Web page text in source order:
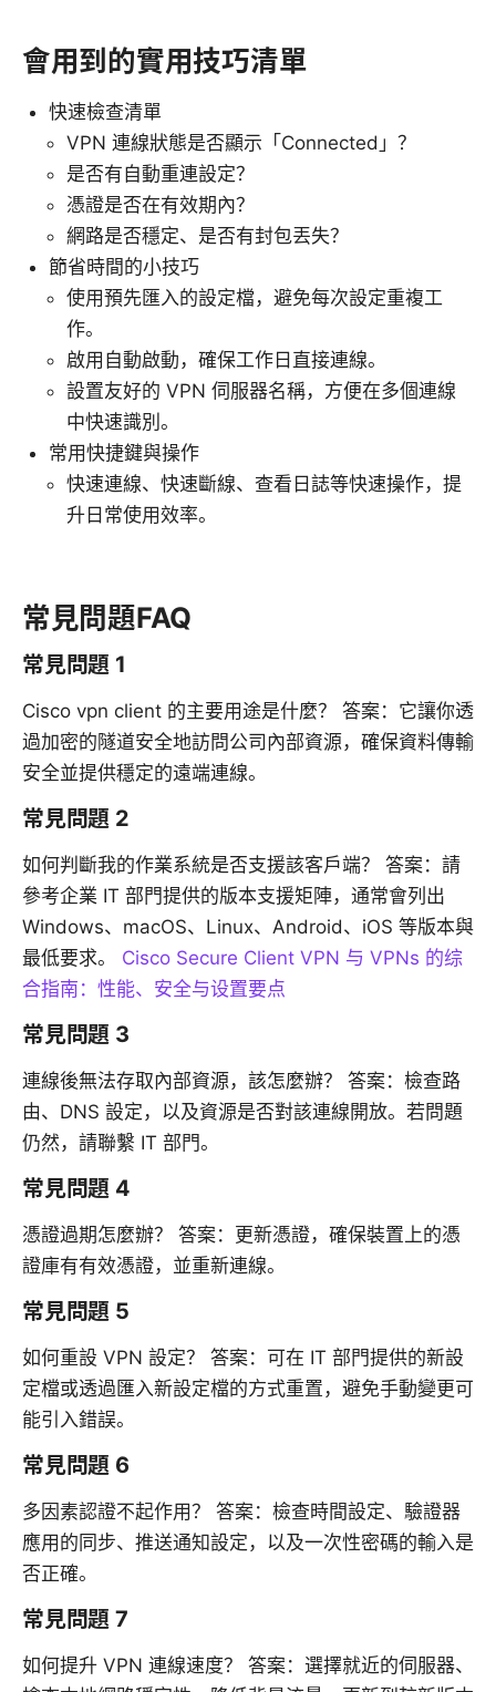
會用到的實用技巧清單
快速檢查清單
VPN 連線狀態是否顯示「Connected」？
是否有自動重連設定？
憑證是否在有效期內？
網路是否穩定、是否有封包丟失？
節省時間的小技巧
使用預先匯入的設定檔，避免每次設定重複工
作。
啟用自動啟動，確保工作日直接連線。
設置友好的 VPN 伺服器名稱，方便在多個連線
中快速識別。
常用快捷鍵與操作
快速連線、快速斷線、查看日誌等快速操作，提
升日常使用效率。
常見問題FAQ
常見問題 1
Cisco vpn client 的主要用途是什麼？ 答案：它讓你透
過加密的隧道安全地訪問公司內部資源，確保資料傳輸
安全並提供穩定的遠端連線。
常見問題 2
如何判斷我的作業系統是否支援該客戶端？ 答案：請
參考企業 IT 部門提供的版本支援矩陣，通常會列出
Windows、macOS、Linux、Android、iOS 等版本與
最低要求。 Cisco Secure Client VPN 与 VPNs 的综
合指南：性能、安全与设置要点
常見問題 3
連線後無法存取內部資源，該怎麼辦？ 答案：檢查路
由、DNS 設定，以及資源是否對該連線開放。若問題
仍然，請聯繫 IT 部門。
常見問題 4
憑證過期怎麼辦？ 答案：更新憑證，確保裝置上的憑
證庫有有效憑證，並重新連線。
常見問題 5
如何重設 VPN 設定？ 答案：可在 IT 部門提供的新設
定檔或透過匯入新設定檔的方式重置，避免手動變更可
能引入錯誤。
常見問題 6
多因素認證不起作用？ 答案：檢查時間設定、驗證器
應用的同步、推送通知設定，以及一次性密碼的輸入是
否正確。
常見問題 7
如何提升 VPN 連線速度？ 答案：選擇就近的伺服器、